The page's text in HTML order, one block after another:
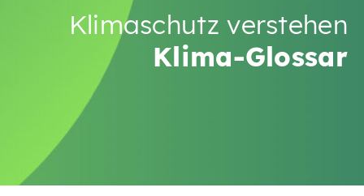
Klimaschutz verstehen
Klima-Glossar